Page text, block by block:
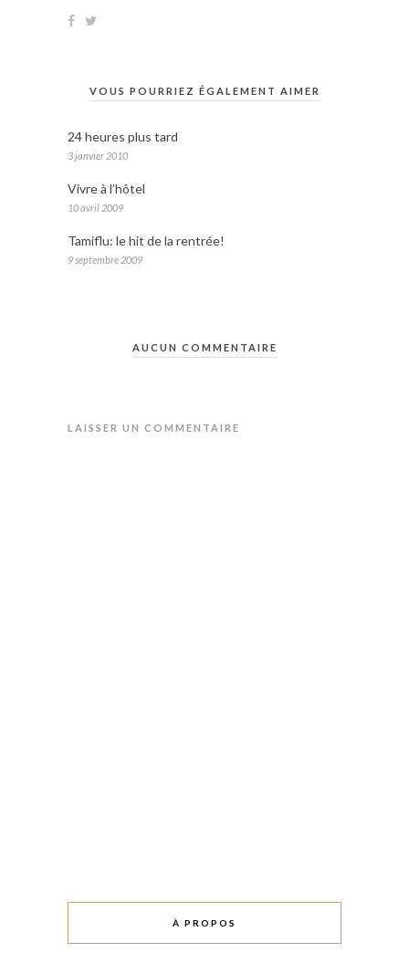
VOUS POURRIEZ ÉGALEMENT AIMER
24 heures plus tard
3 janvier 2010
Vivre à l’hôtel
10 avril 2009
Tamiflu: le hit de la rentrée!
9 septembre 2009
AUCUN COMMENTAIRE
LAISSER UN COMMENTAIRE
À PROPOS